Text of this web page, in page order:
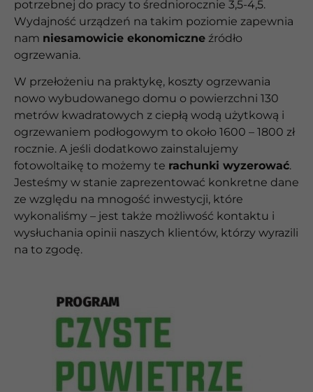
potrzebnej do pracy to średniorocznie 3,5-4,5.
Wydajność urządzeń na takim poziomie zapewnia
nam niesamowicie ekonomiczne źródło
ogrzewania.
W przełożeniu na praktykę, koszty ogrzewania
nowo wybudowanego domu o powierzchni 130
metrów kwadratowych z ciepłą wodą użytkową i
ogrzewaniem podłogowym to około 1600 – 1800 zł
rocznie. A jeśli dodatkowo zainstalujemy
fotowoltaikę to możemy te rachunki wyzerować.
Jesteśmy w stanie zaprezentować konkretne dane
ze względu na mnogość inwestycji, które
wykonaliśmy – jest także możliwość kontaktu i
wysłuchania opinii naszych klientów, którzy wyrazili
na to zgodę.